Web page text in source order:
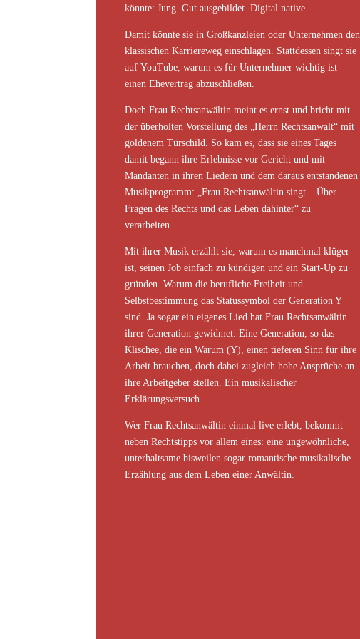
könnte: Jung. Gut ausgebildet. Digital native.
Damit könnte sie in Großkanzleien oder Unternehmen den
klassischen Karriereweg einschlagen. Stattdessen singt sie
auf YouTube, warum es für Unternehmer wichtig ist
einen Ehevertrag abzuschließen.
Doch Frau Rechtsanwältin meint es ernst und bricht mit
der überholten Vorstellung des „Herrn Rechtsanwalt“ mit
goldenem Türschild. So kam es, dass sie eines Tages
damit begann ihre Erlebnisse vor Gericht und mit
Mandanten in ihren Liedern und dem daraus entstandenen
Musikprogramm: „Frau Rechtsanwältin singt – Über
Fragen des Rechts und das Leben dahinter“ zu
verarbeiten.
Mit ihrer Musik erzählt sie, warum es manchmal klüger
ist, seinen Job einfach zu kündigen und ein Start-Up zu
gründen. Warum die berufliche Freiheit und
Selbstbestimmung das Statussymbol der Generation Y
sind. Ja sogar ein eigenes Lied hat Frau Rechtsanwältin
ihrer Generation gewidmet. Eine Generation, so das
Klischee, die ein Warum (Y), einen tieferen Sinn für ihre
Arbeit brauchen, doch dabei zugleich hohe Ansprüche an
ihre Arbeitgeber stellen. Ein musikalischer
Erklärungsversuch.
Wer Frau Rechtsanwältin einmal live erlebt, bekommt
neben Rechtstipps vor allem eines: eine ungewöhnliche,
unterhaltsame bisweilen sogar romantische musikalische
Erzählung aus dem Leben einer Anwältin.